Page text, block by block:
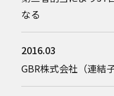
なる
2016.03
GBR株式会社（連結